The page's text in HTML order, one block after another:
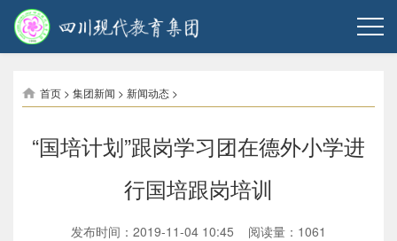
首页 > 集团新闻 > 新闻动态 >
“国培计划”跟岗学习团在德外小学进
行国培跟岗培训
发布时间：2019-11-04 10:45 阅读量： 1061